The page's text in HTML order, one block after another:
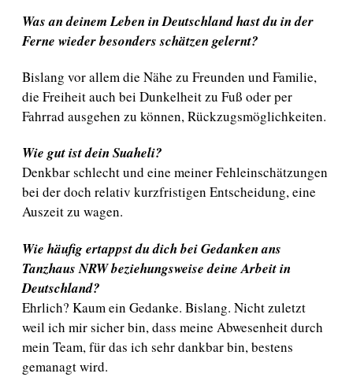
Was an deinem Leben in Deutschland hast du in der
Ferne wieder besonders schätzen gelernt?
Bislang vor allem die Nähe zu Freunden und Familie,
die Freiheit auch bei Dunkelheit zu Fuß oder per
Fahrrad ausgehen zu können, Rückzugsmöglichkeiten.
Wie gut ist dein Suaheli?
Denkbar schlecht und eine meiner Fehleinschätzungen
bei der doch relativ kurzfristigen Entscheidung, eine
Auszeit zu wagen.
Wie häufig ertappst du dich bei Gedanken ans
Tanzhaus NRW beziehungsweise deine Arbeit in
Deutschland?
Ehrlich? Kaum ein Gedanke. Bislang. Nicht zuletzt
weil ich mir sicher bin, dass meine Abwesenheit durch
mein Team, für das ich sehr dankbar bin, bestens
gemanagt wird.